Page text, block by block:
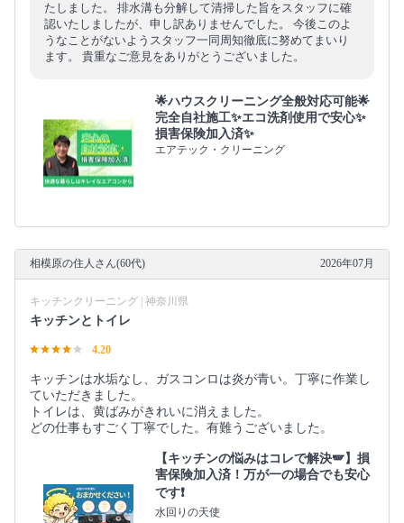
たしました。 排水溝も分解して清掃した旨をスタッフに確
認いたしましたが、申し訳ありませんでした。 今後このよ
うなことがないようスタッフ一同周知徹底に努めてまいり
ます。 貴重なご意見をありがとうございました。
🌟ハウスクリーニング全般対応可能🌟
完全自社施工✨エコ洗剤使用で安心✨
損害保険加入済✨
エアテック・クリーニング
相模原の住人さん(60代) 2026年07月
キッチンクリーニング | 神奈川県
キッチンとトイレ
4.20
キッチンは水垢なし、ガスコンロは炎が青い。丁寧に作業し
ていただきました。
トイレは、黄ばみがきれいに消えました。
どの仕事もすごく丁寧でした。有難うございました。
【キッチンの悩みはコレで解決🪽】損
害保険加入済！万が一の場合でも安心
です❗️
水回りの天使